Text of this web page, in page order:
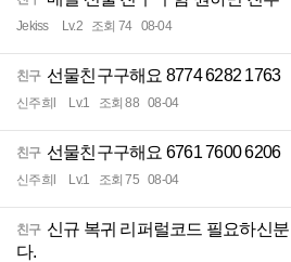
Jekiss Lv.2 조회 74 08-04
친구 선물친구구해요 8774 6282 1763
신주희l Lv.1 조회 88 08-04
친구 선물친구구해요 6761 7600 6206
신주희l Lv.1 조회 75 08-04
친구 신규 복귀 리퍼럴코드 필요하신
다.